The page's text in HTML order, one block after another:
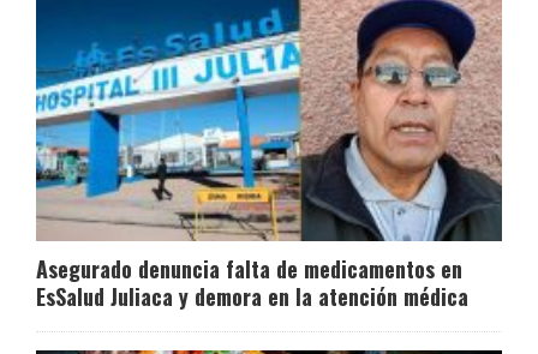
Asegurado denuncia falta de medicamentos en
EsSalud Juliaca y demora en la atención médica